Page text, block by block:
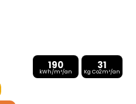
190
kWh/m²/an
31
Kg Co2m²/an